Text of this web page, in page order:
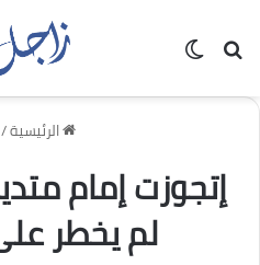
بحث عن
الرئيسية/
إتجوزت إمام
لم يخطر